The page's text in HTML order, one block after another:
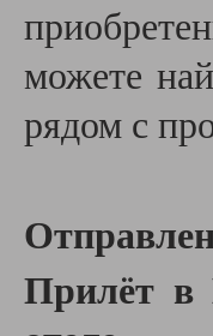
можете
рядом с
Прилёт в